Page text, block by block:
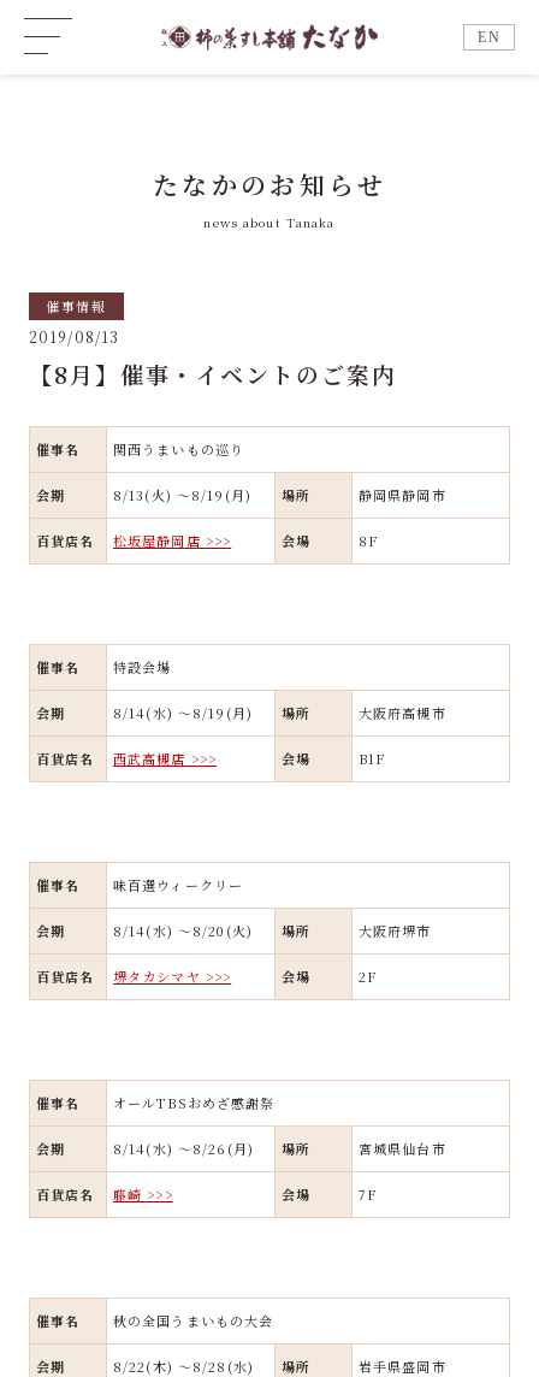
EN
たなかのお知らせ
news about Tanaka
催事情報
2019/08/13
【8月】催事・イベントのご案内
催事名 関西うまいもの巡り
会期 8/13(火) ～8/19(月) 場所 静岡県静岡市
百貨店名 松坂屋静岡店 >>> 会場 8F
催事名 特設会場
会期 8/14(水) ～8/19(月) 場所 大阪府高槻市
百貨店名 西武高槻店 >>> 会場 B1F
催事名 味百選ウィークリー
会期 8/14(水) ～8/20(火) 場所 大阪府堺市
百貨店名 堺タカシマヤ >>> 会場 2F
催事名 オールTBSおめざ感謝祭
会期 8/14(水) ～8/26(月) 場所 宮城県仙台市
百貨店名 藤崎 >>> 会場 7F
催事名 秋の全国うまいもの大会
会期 8/22(木) ～8/28(水) 場所 岩手県盛岡市